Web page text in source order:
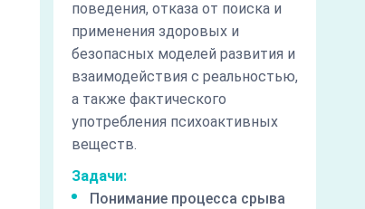
поведения, отказа от поиска и
применения здоровых и
безопасных моделей развития и
взаимодействия с реальностью,
а также фактического
употребления психоактивных
веществ.
Задачи:
Понимание процесса срыва